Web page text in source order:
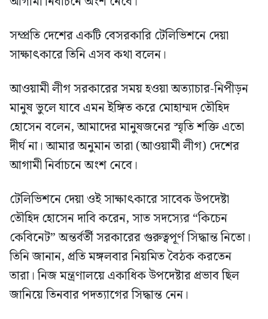
সম্প্রতি দেশের একটি বেসরকারি টেলিভিশনে দেয়া
সাক্ষাৎকারে তিনি এসব কথা বলেন।
আওয়ামী লীগ সরকারের সময় হওয়া অত্যাচার-নিপীড়ন
মানুষ ভুলে যাবে এমন ইঙ্গিত করে মোহাম্মদ তৌহিদ
হোসেন বলেন, আমাদের মানুষজনের স্মৃতি শক্তি এতো
দীর্ঘ না। আমার অনুমান তারা (আওয়ামী লীগ) দেশের
আগামী নির্বাচনে অংশ নেবে।
টেলিভিশনে দেয়া ওই সাক্ষাৎকারে সাবেক উপদেষ্টা
তৌহিদ হোসেন দাবি করেন, সাত সদস্যের “কিচেন
কেবিনেট” অন্তর্বর্তী সরকারের গুরুত্বপূর্ণ সিদ্ধান্ত নিতো।
তিনি জানান, প্রতি মঙ্গলবার নিয়মিত বৈঠক করতেন
তারা। নিজ মন্ত্রণালয়ে একাধিক উপদেষ্টার প্রভাব ছিল
জানিয়ে তিনবার পদত্যাগের সিদ্ধান্ত নেন।